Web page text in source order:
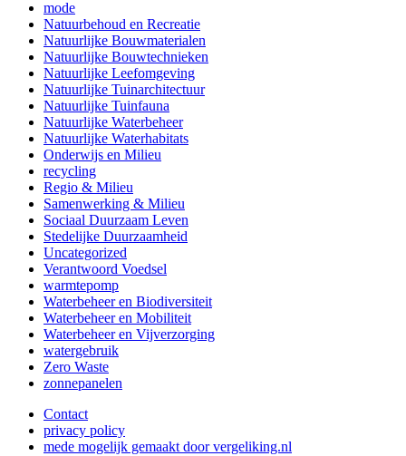
mode
Natuurbehoud en Recreatie
Natuurlijke Bouwmaterialen
Natuurlijke Bouwtechnieken
Natuurlijke Leefomgeving
Natuurlijke Tuinarchitectuur
Natuurlijke Tuinfauna
Natuurlijke Waterbeheer
Natuurlijke Waterhabitats
Onderwijs en Milieu
recycling
Regio & Milieu
Samenwerking & Milieu
Sociaal Duurzaam Leven
Stedelijke Duurzaamheid
Uncategorized
Verantwoord Voedsel
warmtepomp
Waterbeheer en Biodiversiteit
Waterbeheer en Mobiliteit
Waterbeheer en Vijverzorging
watergebruik
Zero Waste
zonnepanelen
Contact
privacy policy
mede mogelijk gemaakt door vergeliking.nl